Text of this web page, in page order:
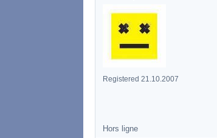
Registered 21.10.2007
Hors ligne